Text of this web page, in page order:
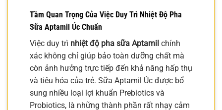
Tầm Quan Trọng Của Việc Duy Trì Nhiệt Độ Pha
Sữa Aptamil Úc Chuẩn
Việc duy trì nhiệt độ pha sữa Aptamil chính
xác không chỉ giúp bảo toàn dưỡng chất mà
còn ảnh hưởng trực tiếp đến khả năng hấp thụ
và tiêu hóa của trẻ. Sữa Aptamil Úc được bổ
sung nhiều loại lợi khuẩn Prebiotics và
Probiotics, là những thành phần rất nhạy cảm